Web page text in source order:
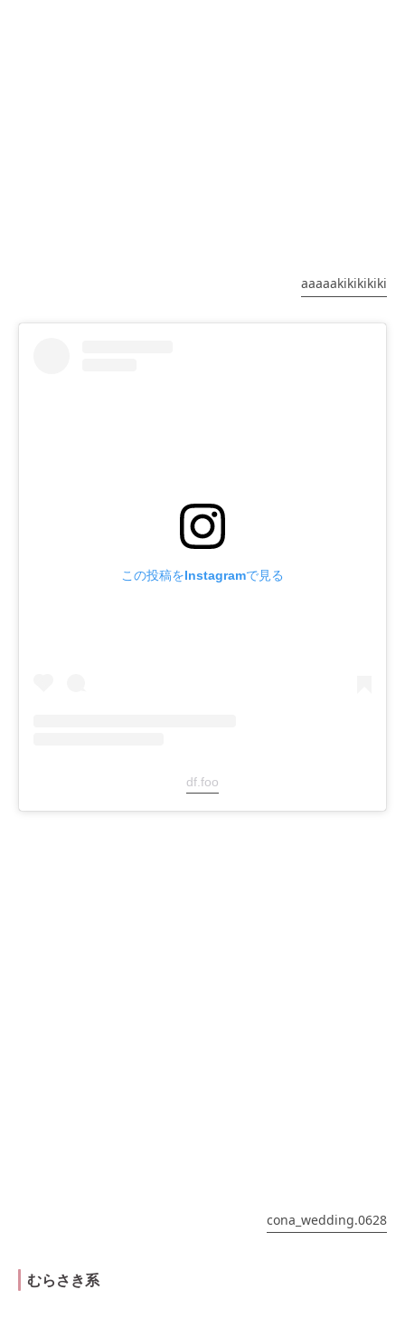
aaaaakikikikiki
この投稿をInstagramで見る
df.foo
cona_wedding.0628
むらさき系